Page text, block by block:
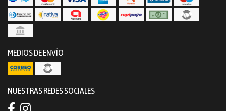
MEDIOS DE ENVÍO
NUESTRAS REDES SOCIALES